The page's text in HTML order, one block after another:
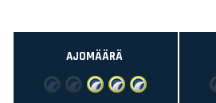
AJOMÄÄRÄ